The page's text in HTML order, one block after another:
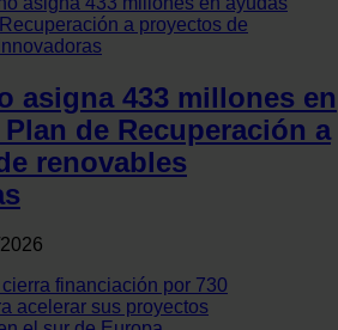
asigna 433 millones en
de Recuperación a
renovables